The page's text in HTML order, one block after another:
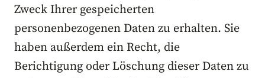
Zweck Ihrer gespeicherten
personenbezogenen Daten zu erhalten. Sie
haben außerdem ein Recht, die
Berichtigung oder Löschung dieser Daten zu